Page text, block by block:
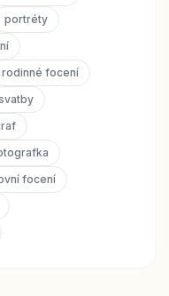
portréty
rodinné focení
focení